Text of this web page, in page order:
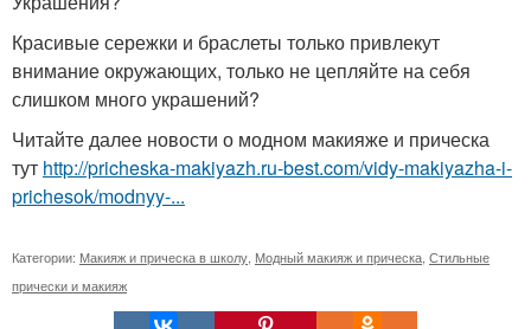
Красивые сережки и браслеты только привлекут
внимание окружающих, только не цепляйте на себя
слишком много украшений?
Читайте далее новости о модном макияже и прическа
тут http://pricheska-makiyazh.ru-best.com/vidy-makiyazha-i-
prichesok/modnyy-...
Категории: Макияж и прическа в школу Модный макияж и прическа Стильные
прически и макияж